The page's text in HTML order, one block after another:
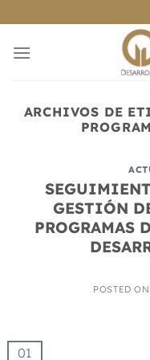
al
contenido
ARCHIVOS DE
GESTIÓN
PROGRAMAS
POSTED ON
01